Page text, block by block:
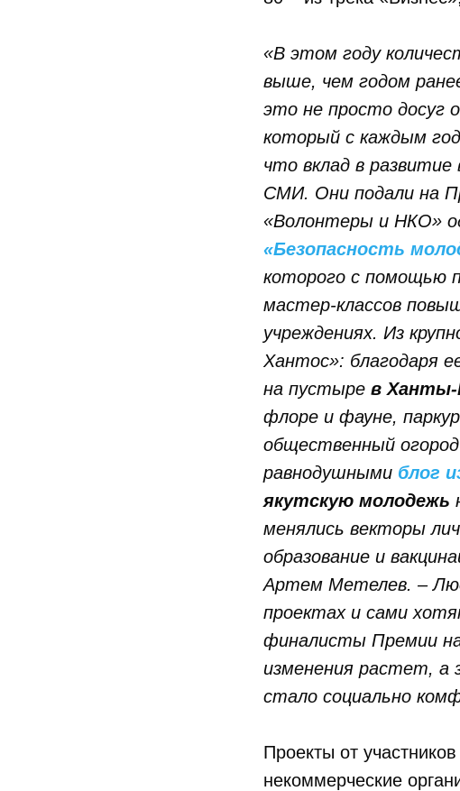
«В этом году
выше, чем годом
это не просто досуг
который с каждым
что вклад в
СМИ. Они подали на
«Волонтеры и НКО»
«Безопасность
которого с помощью
мастер-классов
учреждениях. Из
Хантос»: благодаря
на пустыре в Ханты-
флоре и фауне,
общественный
равнодушными блог
якутскую молодежь
менялись векторы
образование и
Артем Метелев. –
проектах и сами
финалисты Премии
изменения растет,
стало социально
Проекты от участников
некоммерческие